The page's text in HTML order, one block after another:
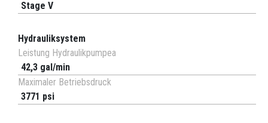
Stage V
Hydrauliksystem
Leistung Hydraulikpumpea
42,3 gal/min
Maximaler Betriebsdruck
3771 psi